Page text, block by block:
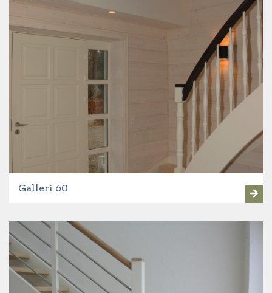
Galleri 60